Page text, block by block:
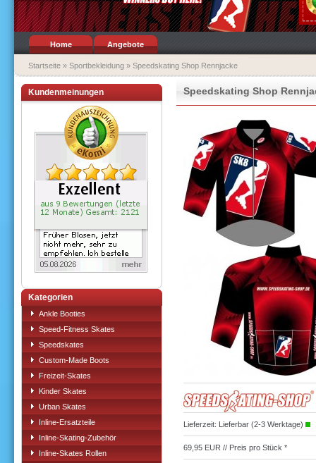
Home Angebote
Startseite » Sportbekleidung » Speedskating Shop Rennjacke
Kundenmeinungen
Kategorien
Ankle Booties
Speed-Fitness Skates
Speedskates
Custom-Made Boots
Freizeit-Skates
Kinder Skates
Urban Skates
Inline-Ersatzteile
Inline-Skating-Zubehör
Inline-Skates Rollen
Speedskating Shop
Lieferzeit: Lieferbar (2-3 Werktage)
69,95 EUR // Preis pro Stück *